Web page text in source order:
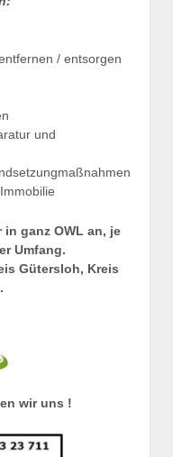
/ entsorgen
und
ganz OWL an, je
Umfang.
Gütersloh, Kreis
wir uns !